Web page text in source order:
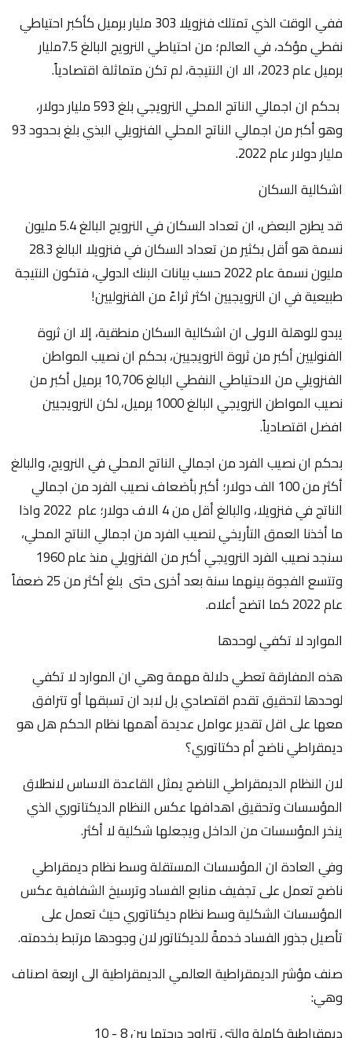
ففي الوقت الذي تمتلك فنزويلا 303 مليار برميل كأكبر احتياطي
نفطي مؤكد، في العالم؛ من احتياطي النرويج البالغ 7.5مليار
برميل عام 2023، الا ان النتيجة، لم تكن متماثلة اقتصادياً.
بحكم ان اجمالي الناتج المحلي النرويجي بلغ 593 مليار دولار،
وهو أكبر من اجمالي الناتج المحلي الفنزويلي البذي بلغ بحدود 93
مليار دولار عام 2022.
اشكالية السكان
قد يطرح البعض، ان تعداد السكان في النرويج البالغ 5.4 مليون
نسمة هو أقل بكثير من تعداد السكان في فنزويلا البالغ 28.3
مليون نسمة عام 2022 حسب بيانات البنك الدولي، فتكون النتيجة
طبيعية في ان النرويجيين اكثر ثراءً من الفنزوليين!
يبدو للوهلة الاولى ان اشكالية السكان منطقية، إلا ان ثروة
الفنوليين أكبر من ثروة النرويجيين، بحكم ان نصيب المواطن
الفنزويلي من الاحتياطي النفطي البالغ 10,706 برميل أكبر من
نصيب المواطن النرويجي البالغ 1000 برميل، لكن النرويجيين
افضل اقتصادياً.
بحكم ان نصيب الفرد من اجمالي الناتج المحلي في النرويج، والبالغ
أكثر من 100 الف دولار؛ أكبر بأضعاف نصيب الفرد من اجمالي
الناتج في فنزويلا، والبالغ أقل من 4 الاف دولار؛ عام 2022 واذا
ما أخذنا العمق التأريخي لنصيب الفرد من اجمالي الناتج المحلي،
سنجد نصيب الفرد النرويجي أكبر من الفنزويلي منذ عام 1960
وتتسع الفجوة بينهما سنة بعد أخرى حتى بلغ أكثر من 25 ضعفاً
عام 2022 كما اتضح أعلاه.
الموارد لا تكفي لوحدها
هذه المفارقة تعطي دلالة مهمة وهي ان الموارد لا تكفي
لوحدها لتحقيق تقدم اقتصادي بل لابد ان تسبقها أو تترافق
معها على اقل تقدير عوامل عديدة أهمها نظام الحكم هل هو
ديمقراطي ناضج أم دكتاتوري؟
لان النظام الديمقراطي الناضج يمثل القاعدة الاساس لانطلاق
المؤسسات وتحقيق اهدافها عكس النظام الديكتاتوري الذي
ينخر المؤسسات من الداخل ويجعلها شكلية لا أكثر.
وفي العادة ان المؤسسات المستقلة وسط نظام ديمقراطي
ناضج تعمل على تجفيف منابع الفساد وترسيخ الشفافية عكس
المؤسسات الشكلية وسط نظام ديكتاتوري حيث تعمل على
تأصيل جذور الفساد خدمةً للديكتاتور لان وجودها مرتبط بخدمته.
صنف مؤشر الديمقراطية العالمي الديمقراطية الى اربعة اصناف
وهي: